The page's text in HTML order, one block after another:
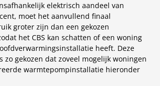
elektrisch aandeel van
moet het aanvullend finaal
groter zijn dan een gekozen
het CBS kan schatten of een woning
heeft. Deze
zo gekozen dat zoveel mogelijk woningen
warmtepompinstallatie hieronder